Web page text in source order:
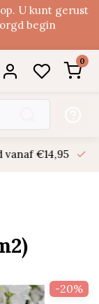
U kunt gerust
begin
0
vanaf €14,95
-20%